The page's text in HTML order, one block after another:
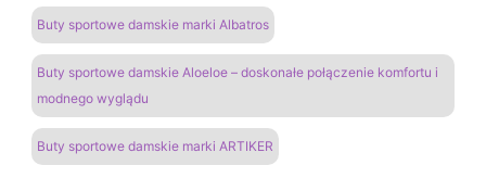
Buty sportowe damskie marki Albatros
Buty sportowe damskie Aloeloe – doskonałe połączenie komfortu i
modnego wyglądu
Buty sportowe damskie marki ARTIKER